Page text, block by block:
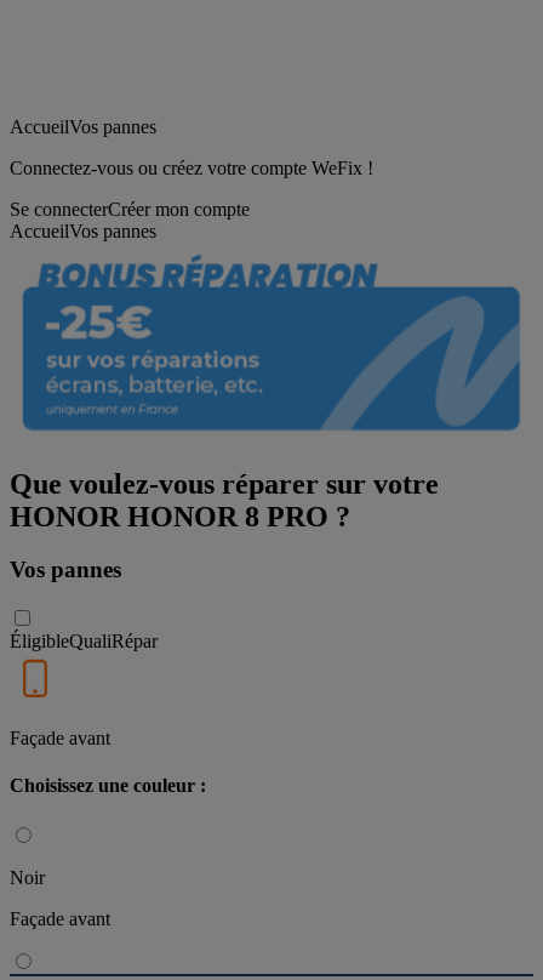
AccueilVos pannes
Connectez-vous ou créez votre compte WeFix !
Se connecterCréer mon compte
AccueilVos pannes
Que voulez-vous réparer sur votre
HONOR HONOR 8 PRO ?
Vos pannes
ÉligibleQualiRépar
Façade avant
Choisissez une couleur :
Noir
Façade avant